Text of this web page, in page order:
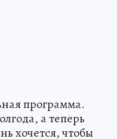
программа.
а теперь
хочется, чтобы